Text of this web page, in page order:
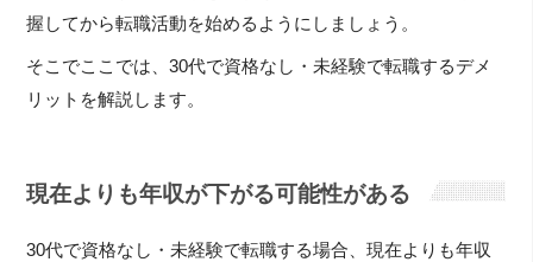
握してから転職活動を始めるようにしましょう。
そこでここでは、30代で資格なし・未経験で転職するデメ
リットを解説します。
現在よりも年収が下がる可能性がある
30代で資格なし・未経験で転職する場合、現在よりも年収